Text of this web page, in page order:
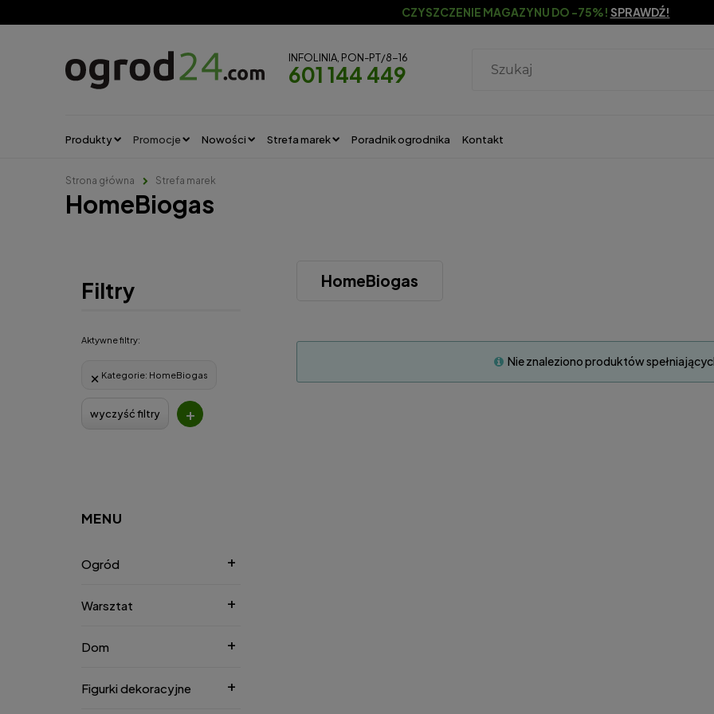
CZYSZCZENIE MAGAZYNU DO -75%! SPRAWDŹ!
INFOLINIA, PON-PT/8-16
601 144 449
Produkty Promocje Nowości Strefa marek Poradnik ogrodnika Kontakt
Strona główna Strefa marek
HomeBiogas
Filtry
Aktywne filtry:
Kategorie: HomeBiogas
wyczyść filtry +
MENU
Ogród
Warsztat
Dom
Figurki dekoracyjne
HomeBiogas
Nie znaleziono produktów